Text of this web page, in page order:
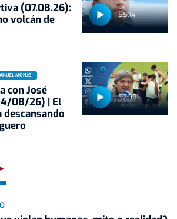
55:14
(07.08.26):
volcán de
52:38
MONJE
con José
08/26) | El